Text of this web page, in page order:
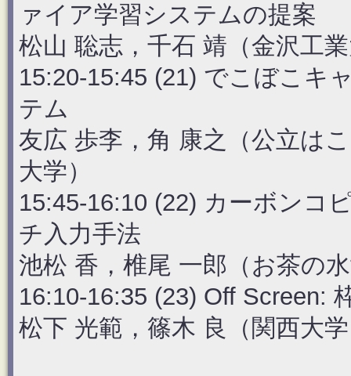
ァイア学習システムの提案
松山 聡志，千石 靖（金沢工
15:20-15:45 (21) でこぼこキ
テム
友広 歩李，角 康之（公立は
大学）
15:45-16:10 (22) カーボンコ
チ入力手法
池松 香，椎尾 一郎（お茶の
16:10-16:35 (23) Off Screen:
松下 光範，篠木 良（関西大